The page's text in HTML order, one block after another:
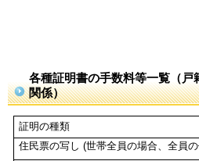
各種証明書の手数料等一覧（戸
関係）
証明の種類
住民票の写し (世帯全員の場合、全員